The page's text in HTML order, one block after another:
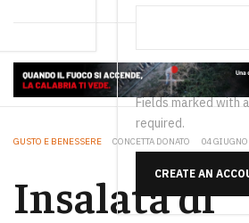
Fields marked with
required.
CREATE AN
GUSTO E BENESSERE CONCETTA DONATO 04
Insalata di